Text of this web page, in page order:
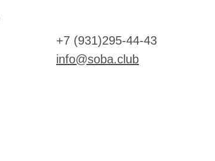
+7 (931)295-44-43
info@soba.club